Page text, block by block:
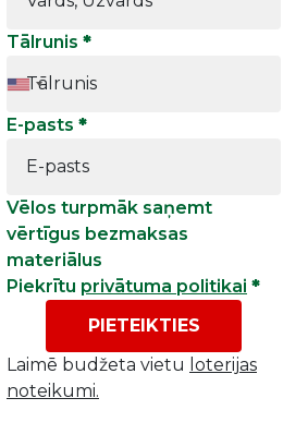
Tālrunis *
E-pasts *
Vēlos turpmāk saņemt
vērtīgus bezmaksas
materiālus
Piekrītu privātuma politikai *
PIETEIKTIES
Laimē budžeta vietu loterijas
noteikumi.